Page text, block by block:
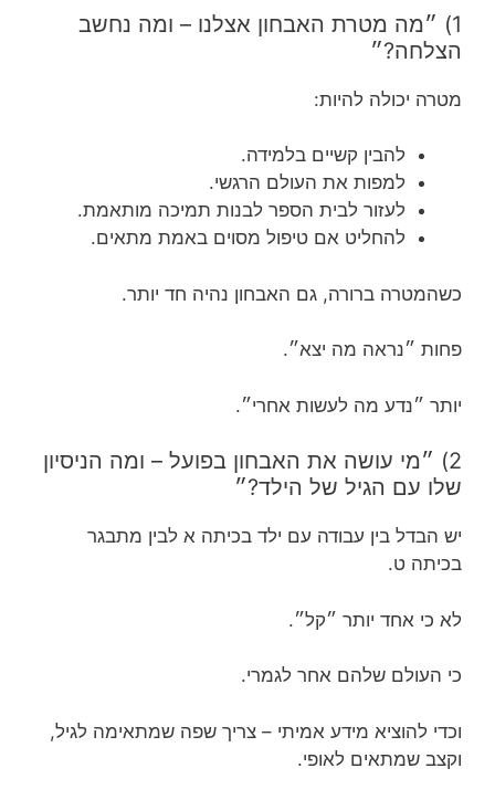
1) ״מה מטרת האבחון אצלנו – ומה נחשב
הצלחה?״
מטרה יכולה להיות:
להבין קשיים בלמידה.
למפות את העולם הרגשי.
לעזור לבית הספר לבנות תמיכה מותאמת.
להחליט אם טיפול מסוים באמת מתאים.
כשהמטרה ברורה, גם האבחון נהיה חד יותר.
פחות ״נראה מה יצא״.
יותר ״נדע מה לעשות אחרי״.
2) ״מי עושה את האבחון בפועל – ומה הניסיון
שלו עם הגיל של הילד?״
יש הבדל בין עבודה עם ילד בכיתה א לבין מתבגר
בכיתה ט.
לא כי אחד יותר ״קל״.
כי העולם שלהם אחר לגמרי.
וכדי להוציא מידע אמיתי – צריך שפה שמתאימה לגיל,
וקצב שמתאים לאופי.